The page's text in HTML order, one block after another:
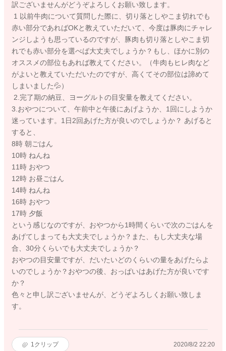
訳ございませんがどうぞよろしくお願い致します。
1 以前牛肉について質問した際に、切り落としやこま切れでも
赤い部分であればOKと教えていただいて、今度は豚肉にチャレ
ンジしようも思っているのですが、豚肉も切り落としやこま切
れでも赤い部分を選べば大丈夫でしょうか？もし、ほかに別の
オススメの部位もあれば教えてください。（牛肉もヒレ肉など
がよいと教えていただいたのですが、高くてその部位は諦めて
しまいました💦）
2.完了期の納豆、ヨーグルトの目安量を教えてください。
3.おやつについて、午前中と午後にあげようか、1回にしようか
迷っています。1日2回あげた方が良いのでしょうか？ あげると
すると、
8時 朝ごはん
10時 ねんね
11時 おやつ
12時 お昼ごはん
14時 ねんね
16時 おやつ
17時 夕飯
という感じなのですが、おやつから1時間くらいで次のごはんを
あげてしまっても大丈夫でしょうか？また、もし大丈夫な場
合、30分くらいでも大丈夫でしょうか？
おやつの目安量ですが、だいたいどのくらいの量をあげたらよ
いのでしょうか？おやつの後、おっぱいはあげた方が良いです
か？
色々と申し訳ございませんが、どうぞよろしくお願い致しま
す。
1 クリップ 2020/8/2 22:20